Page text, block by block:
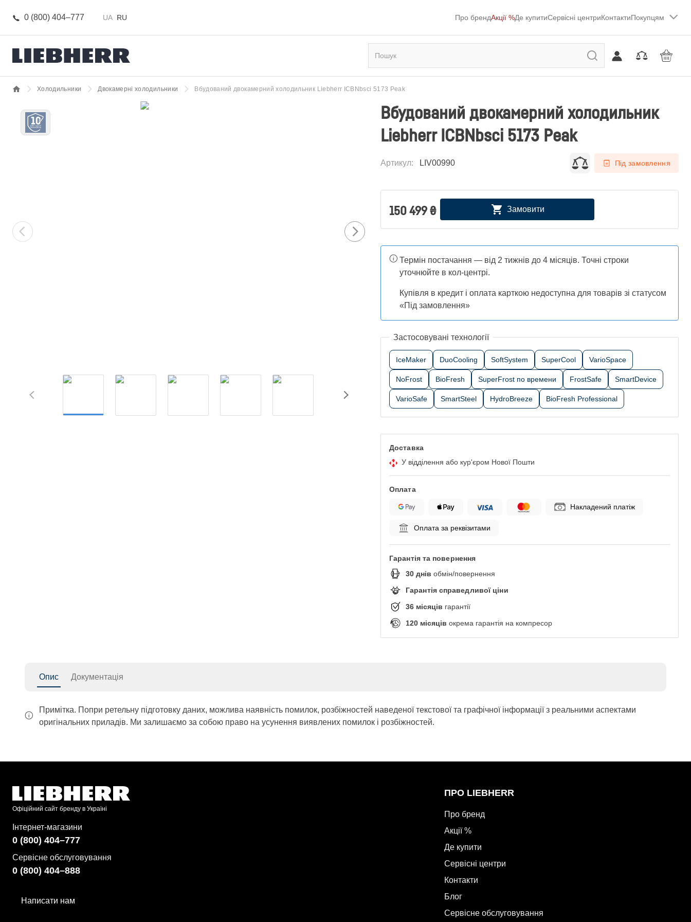
0 (800) 404–777 UA RU Про брендАкції %Де купитиСервісні центриКонтактиПокупцям
Холодильники Двокамерні холодильники Вбудований двокамерний холодильник Liebherr ICBNbsci 5173 Peak
Вбудований двокамерний холодильник
Liebherr ICBNbsci 5173 Peak
Артикул: LIV00990 Під замовлення
150 499₴ Замовити
Термін постачання — від 2 тижнів до 4 місяців. Точні строки
уточнюйте в кол-центрі.
Купівля в кредит і оплата карткою недоступна для товарів зі статусом
«Під замовлення»
Застосовувані технології
IceMaker DuoCooling SoftSystem SuperCool VarioSpace
NoFrost BioFresh SuperFrost по времени FrostSafe SmartDevice
VarioSafe SmartSteel HydroBreeze BioFresh Professional
Доставка
У відділення або кур'єром Нової Пошти
Оплата
Накладений платіж
Оплата за реквізитами
Гарантія та повернення
30 днів обмін/повернення
Гарантія справедливої ціни
36 місяців гарантії
120 місяців окрема гарантія на компресор
Опис Документація
Примітка. Попри ретельну підготовку даних, можлива наявність помилок, розбіжностей наведеної текстової та графічної інформації з реальними аспектами
оригінальних приладів. Ми залишаємо за собою право на усунення виявлених помилок і розбіжностей.
Офіційний сайт бренду в Україні
Інтернет-магазини
0 (800) 404–777
Сервісне обслуговування
0 (800) 404–888
Написати нам
ПРО LIEBHERR
Про бренд
Акції %
Де купити
Сервісні центри
Контакти
Блог
Сервісне обслуговування